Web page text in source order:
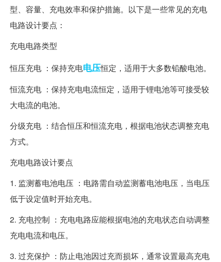
型、容量、充电效率和保护措施。以下是一些常见的充电
电路设计要点：
充电电路类型
恒压充电 ：保持充电电压恒定，适用于大多数铅酸电池。
恒流充电 ：保持充电电流恒定，适用于锂电池等可接受较
大电流的电池。
分级充电 ：结合恒压和恒流充电，根据电池状态调整充电
方式。
充电电路设计要点
1. 监测蓄电池电压 ：电路需自动监测蓄电池电压，当电压
低于设定值时开始充电。
2. 充电控制 ：充电电路应能根据电池的充电状态自动调整
充电电流和电压。
3. 过充保护 ：防止电池因过充而损坏，通常设置最高充电